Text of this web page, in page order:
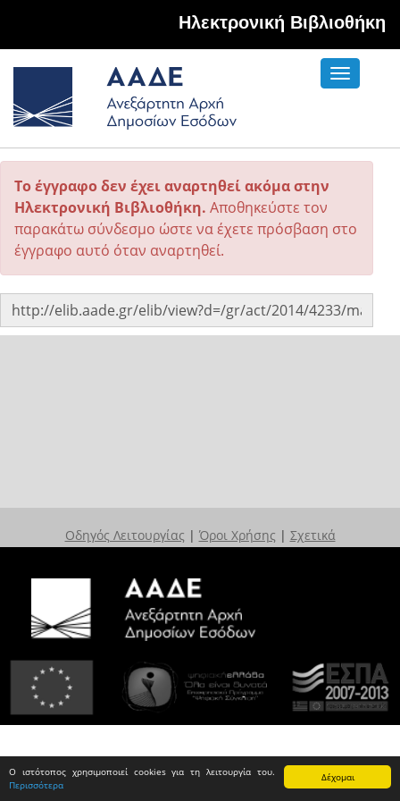
Δέχομαι
Ο ιστότοπος χρησιμοποιεί cookies για τη λειτουργία του.
Περισσότερα
Hλεκτρονική Βιβλιοθήκη
Toggle
Το έγγραφο δεν έχει αναρτηθεί ακόμα στην
Ηλεκτρονική Βιβλιοθήκη. Αποθηκεύστε τον
παρακάτω σύνδεσμο ώστε να έχετε πρόσβαση στο
έγγραφο αυτό όταν αναρτηθεί.
Οδηγός Λειτουργίας | Όροι Χρήσης | Σχετικά